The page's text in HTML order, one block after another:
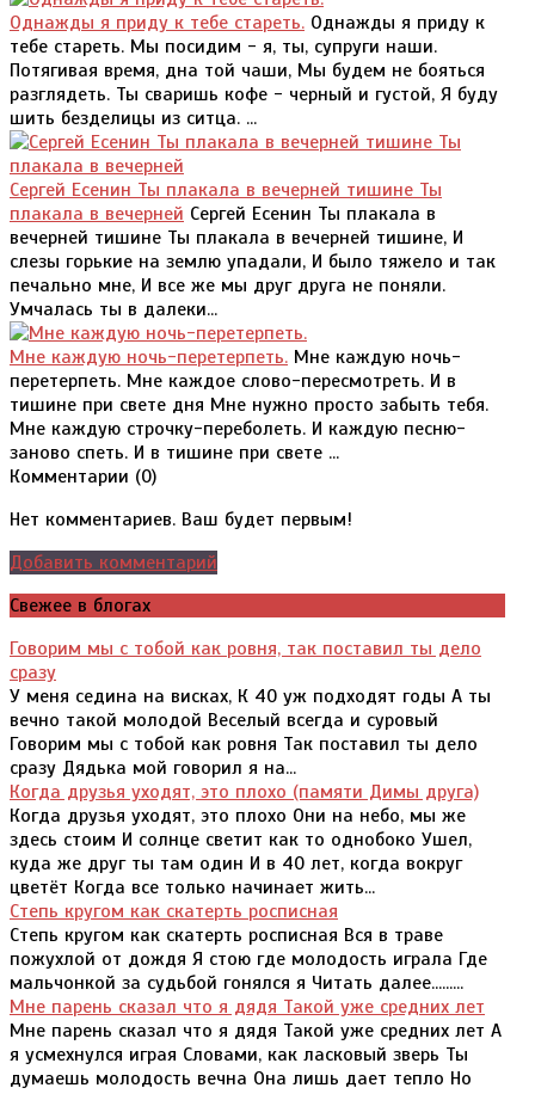
Однажды я приду к тебе стареть. Однажды я приду к
тебе стареть. Мы посидим - я, ты, супруги наши.
Потягивая время, дна той чаши, Мы будем не бояться
разглядеть. Ты сваришь кофе - черный и густой, Я буду
шить безделицы из ситца. ...
Сергей Есенин Ты плакала в вечерней тишине Ты
плакала в вечерней Сергей Есенин Ты плакала в
вечерней тишине Ты плакала в вечерней тишине, И
слезы горькие на землю упадали, И было тяжело и так
печально мне, И все же мы друг друга не поняли.
Умчалась ты в далеки...
Мне каждую ночь-перетерпеть. Мне каждую ночь-
перетерпеть. Мне каждое слово-пересмотреть. И в
тишине при свете дня Мне нужно просто забыть тебя.
Мне каждую строчку-переболеть. И каждую песню-
заново спеть. И в тишине при свете ...
Комментарии (0)
Нет комментариев. Ваш будет первым!
Добавить комментарий
Свежее в блогах
Говорим мы с тобой как ровня, так поставил ты дело
сразу
У меня седина на висках, К 40 уж подходят годы А ты
вечно такой молодой Веселый всегда и суровый
Говорим мы с тобой как ровня Так поставил ты дело
сразу Дядька мой говорил я на...
Когда друзья уходят, это плохо (памяти Димы друга)
Когда друзья уходят, это плохо Они на небо, мы же
здесь стоим И солнце светит как то однобоко Ушел,
куда же друг ты там один И в 40 лет, когда вокруг
цветёт Когда все только начинает жить...
Степь кругом как скатерть росписная
Степь кругом как скатерть росписная Вся в траве
пожухлой от дождя Я стою где молодость играла Где
мальчонкой за судьбой гонялся я Читать далее.........
Мне парень сказал что я дядя Такой уже средних лет
Мне парень сказал что я дядя Такой уже средних лет А
я усмехнулся играя Словами, как ласковый зверь Ты
думаешь молодость вечна Она лишь дает тепло Но